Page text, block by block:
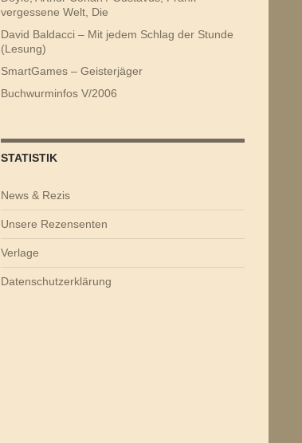
vergessene Welt, Die
David Baldacci – Mit jedem Schlag der Stunde
(Lesung)
SmartGames – Geisterjäger
Buchwurminfos V/2006
STATISTIK
News & Rezis
Unsere Rezensenten
Verlage
Datenschutzerklärung